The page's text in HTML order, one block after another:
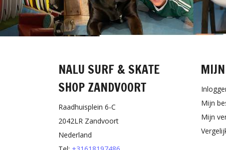
NALU SURF & SKATE
SHOP ZANDVOORT
Raadhuisplein 6-C
2042LR Zandvoort
Nederland
Mijn
Mijn